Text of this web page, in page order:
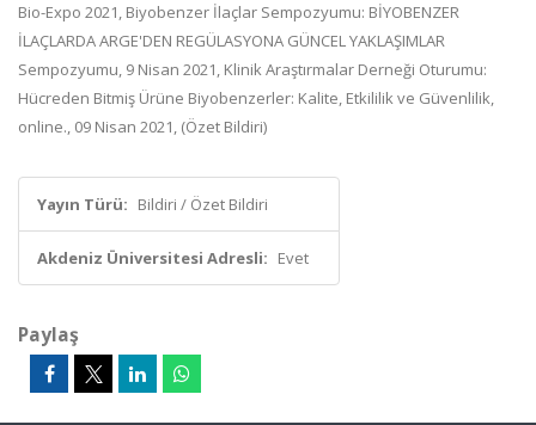
Bio-Expo 2021, Biyobenzer İlaçlar Sempozyumu: BİYOBENZER
İLAÇLARDA ARGE'DEN REGÜLASYONA GÜNCEL YAKLAŞIMLAR
Sempozyumu, 9 Nisan 2021, Klinik Araştırmalar Derneği Oturumu:
Hücreden Bitmiş Ürüne Biyobenzerler: Kalite, Etkililik ve Güvenlilik,
online., 09 Nisan 2021, (Özet Bildiri)
Yayın Türü: Bildiri / Özet Bildiri
Akdeniz Üniversitesi Adresli: Evet
Paylaş